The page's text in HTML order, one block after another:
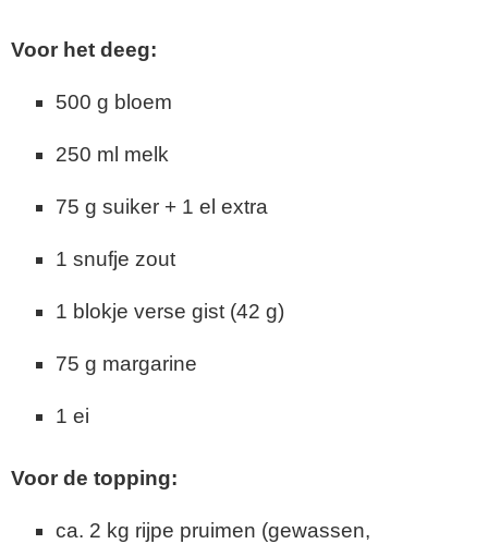
Voor het deeg:
500 g bloem
250 ml melk
75 g suiker + 1 el extra
1 snufje zout
1 blokje verse gist (42 g)
75 g margarine
1 ei
Voor de topping:
ca. 2 kg rijpe pruimen (gewassen,